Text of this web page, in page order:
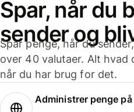
Spar, når du
sender og
Spar penge, når du
over 40 valutaer. Alt hvad
når du har brug for det.
Administrer penge